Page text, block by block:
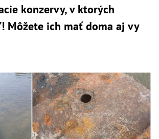
konzervy, v ktorých
Môžete ich mať doma aj vy